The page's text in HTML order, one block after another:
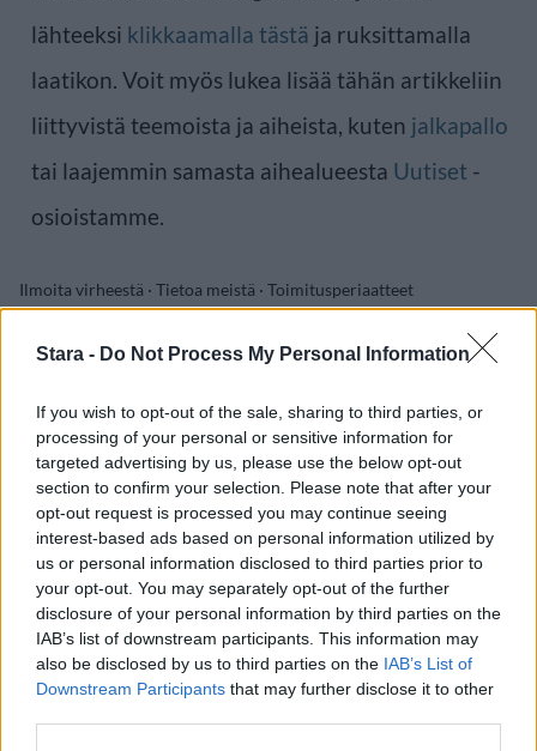
Stara - Do Not Process My Personal Information
If you wish to opt-out of the sale, sharing to third parties, or
processing of your personal or sensitive information for
targeted advertising by us, please use the below opt-out
section to confirm your selection. Please note that after your
opt-out request is processed you may continue seeing
interest-based ads based on personal information utilized by
us or personal information disclosed to third parties prior to
your opt-out. You may separately opt-out of the further
disclosure of your personal information by third parties on the
IAB’s list of downstream participants. This information may
also be disclosed by us to third parties on the IAB’s List of
Downstream Participants that may further disclose it to other
lähteeksi klikkaamalla tästä ja ruksittamalla
laatikon. Voit myös lukea lisää tähän artikkeliin
liittyvistä teemoista ja aiheista, kuten jalkapallo
tai laajemmin samasta aihealueesta Uutiset -
osioistamme.
Ilmoita virheestä · Tietoa meistä · Toimitusperiaatteet